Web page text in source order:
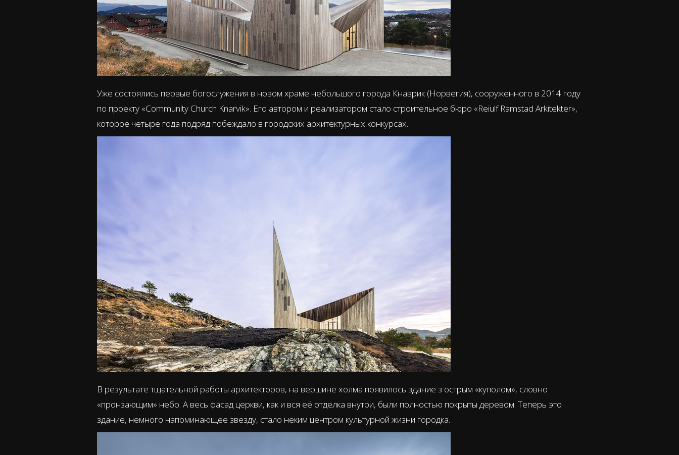
Уже состоялись первые богослужения в новом храме небольшого города Кнаврик (Норвегия), сооруженного в 2014 году
по проекту «Community Church Knarvik». Его автором и реализатором стало строительное бюро «Reiulf Ramstad Arkitekter»,
которое четыре года подряд побеждало в городских архитектурных конкурсах.
В результате тщательной работы архитекторов, на вершине холма появилось здание з острым «куполом», словно
«пронзающим» небо. А весь фасад церкви, как и вся её отделка внутри, были полностью покрыты деревом. Теперь это
здание, немного напоминающее звезду, стало неким центром культурной жизни городка.